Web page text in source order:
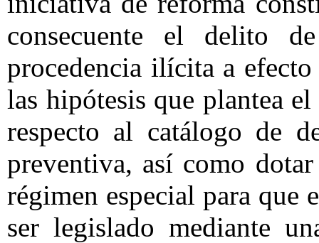
consecuente el delito
procedencia ilícita a
las hipótesis que plantea
respecto al catálogo de
preventiva, así como
régimen especial para que
ser legislado mediante